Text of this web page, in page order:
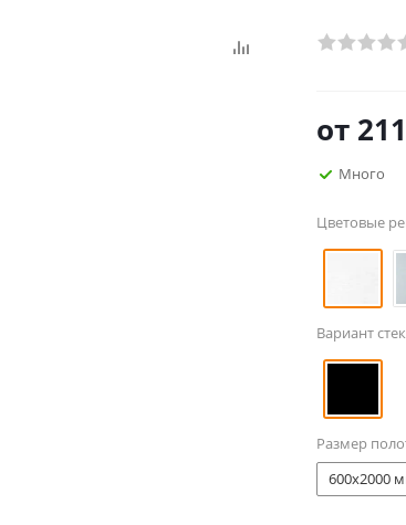
от
Много
Цветовые
Вариант
Размер
600x2000